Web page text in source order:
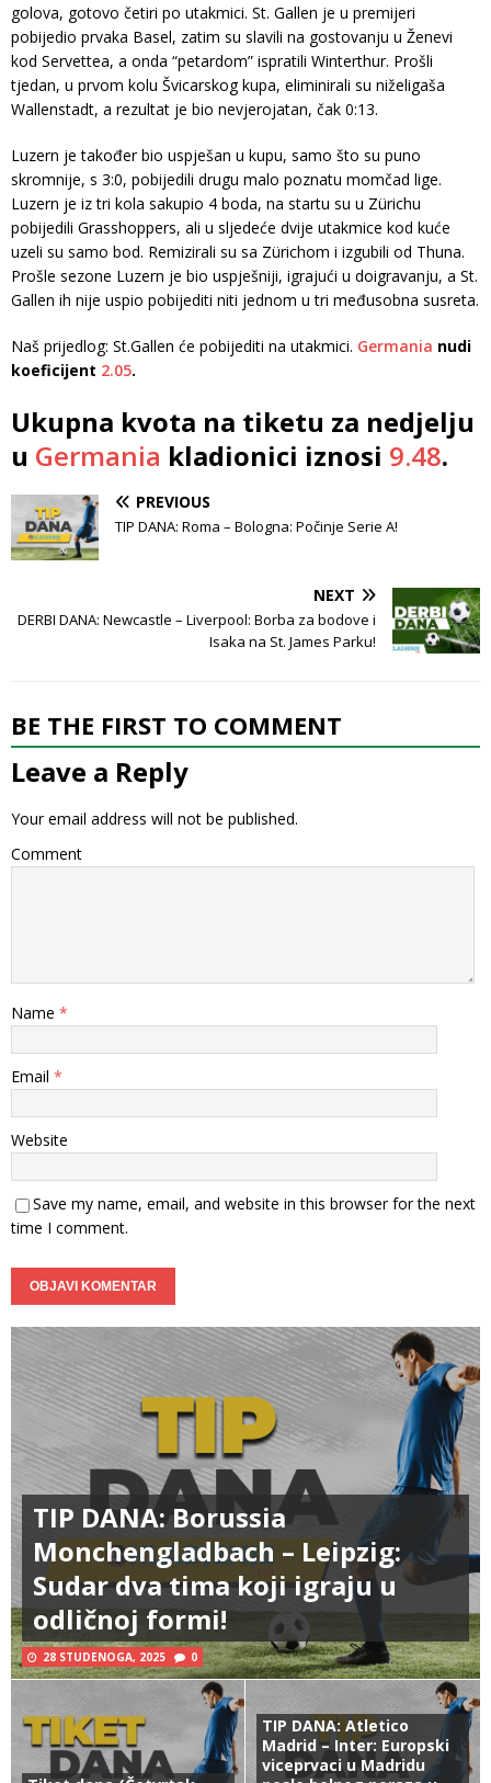
golova, gotovo četiri po utakmici. St. Gallen je u premijeri
pobijedio prvaka Basel, zatim su slavili na gostovanju u Ženevi
kod Servettea, a onda “petardom” ispratili Winterthur. Prošli
tjedan, u prvom kolu Švicarskog kupa, eliminirali su niželigaša
Wallenstadt, a rezultat je bio nevjerojatan, čak 0:13.
Luzern je također bio uspješan u kupu, samo što su puno
skromnije, s 3:0, pobijedili drugu malo poznatu momčad lige.
Luzern je iz tri kola sakupio 4 boda, na startu su u Zürichu
pobijedili Grasshoppers, ali u sljedeće dvije utakmice kod kuće
uzeli su samo bod. Remizirali su sa Zürichom i izgubili od Thuna.
Prošle sezone Luzern je bio uspješniji, igrajući u doigravanju, a St.
Gallen ih nije uspio pobijediti niti jednom u tri međusobna susreta.
Naš prijedlog: St.Gallen će pobijediti na utakmici. Germania nudi
koeficijent 2.05.
Ukupna kvota na tiketu za nedjelju
u Germania kladionici iznosi 9.48.
PREVIOUS
TIP DANA: Roma – Bologna: Počinje Serie A!
NEXT
DERBI DANA: Newcastle – Liverpool: Borba za bodove i
Isaka na St. James Parku!
BE THE FIRST TO COMMENT
Leave a Reply
Your email address will not be published.
Comment
Name *
Email *
Website
Save my name, email, and website in this browser for the next
time I comment.
TIP DANA: Borussia
Monchengladbach – Leipzig:
Sudar dva tima koji igraju u
odličnoj formi!
28 STUDENOGA, 2025 0
TIP DANA: Atletico
Madrid – Inter: Europski
viceprvaci u Madridu